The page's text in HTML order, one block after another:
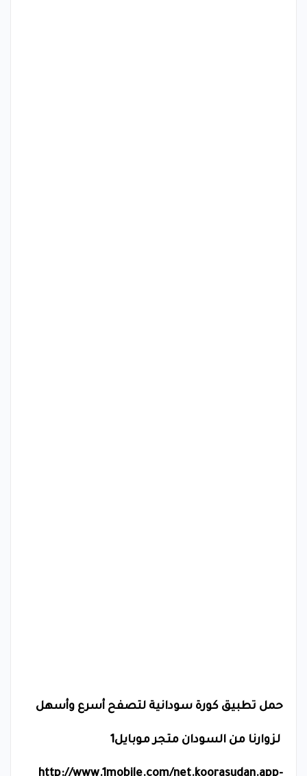
حمل تطبيق كورة سودانية لتصفح أسرع وأسهل
لزوارنا من السودان متجر موبايل1